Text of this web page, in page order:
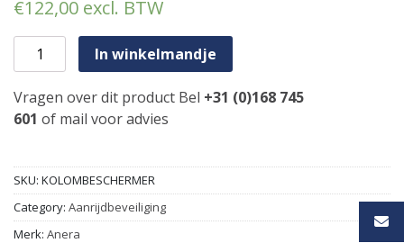
€122,00 excl. BTW
Kolombeschermer aantal
In winkelmandje
Vragen over dit product Bel +31 (0)168 745
601 of mail voor advies
SKU: KOLOMBESCHERMER
Category: Aanrijdbeveiliging
Merk: Anera